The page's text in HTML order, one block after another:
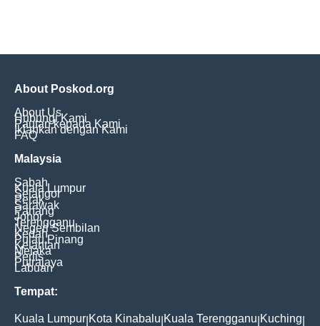
About Poskod.org
About Us
Hubungi Kami
Pautan kepada Kami
Iklankan dengan Kami
FAQ
Malaysia
Sabah
Kuala Lumpur
Selangor
Perak
Sarawak
Pahang
Johor
Terengganu
Negeri Sembilan
Kedah
Pulau Pinang
Kelantan
Melaka
Perlis
Putrajaya
Labuan
Tempat:
Kuala Lumpur Kota Kinabalu Kuala Terengganu Kuching